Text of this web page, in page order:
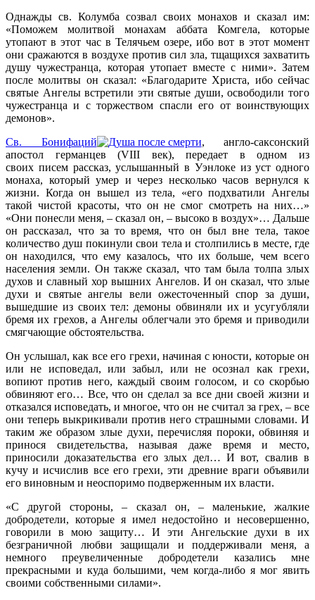
Однажды св. Колумба созвал своих монахов и сказал им:
«Поможем молитвой монахам аббата Комгела, которые
утопают в этот час в Телячьем озере, ибо вот в этот момент
они сражаются в воздухе против сил зла, тщащихся захватить
душу чужестранца, которая утопает вместе с ними». Затем
после молитвы он сказал: «Благодарите Христа, ибо сейчас
святые Ангелы встретили эти святые души, освободили того
чужестранца и с торжеством спасли его от воинствующих
демонов».
Св. Бонифаций
, англо-саксонский
апостол германцев (VIII век), передает в одном из
своих писем рассказ, услышанный в Уэнлоке из уст одного
монаха, который умер и через несколько часов вернулся к
жизни. Когда он вышел из тела, «его подхватили Ангелы
такой чистой красоты, что он не смог смотреть на них…»
«Они понесли меня, – сказал он, – высоко в воздух»… Дальше
он рассказал, что за то время, что он был вне тела, такое
количество душ покинули свои тела и столпились в месте, где
он находился, что ему казалось, что их больше, чем всего
населения земли. Он также сказал, что там была толпа злых
духов и славный хор вышних Ангелов. И он сказал, что злые
духи и святые ангелы вели ожесточенный спор за души,
вышедшие из своих тел: демоны обвиняли их и усугубляли
бремя их грехов, а Ангелы облегчали это бремя и приводили
смягчающие обстоятельства.
Он услышал, как все его грехи, начиная с юности, которые он
или не исповедал, или забыл, или не осознал как грехи,
вопиют против него, каждый своим голосом, и со скорбью
обвиняют его… Все, что он сделал за все дни своей жизни и
отказался исповедать, и многое, что он не считал за грех, – все
они теперь выкрикивали против него страшными словами. И
таким же образом злые духи, перечисляя пороки, обвиняя и
принося свидетельства, называя даже время и место,
приносили доказательства его злых дел… И вот, свалив в
кучу и исчислив все его грехи, эти древние враги объявили
его виновным и неоспоримо подверженным их власти.
«С другой стороны, – сказал он, – маленькие, жалкие
добродетели, которые я имел недостойно и несовершенно,
говорили в мою защиту… И эти Ангельские духи в их
безграничной любви защищали и поддерживали меня, а
немного преувеличенные добродетели казались мне
прекрасными и куда большими, чем когда-либо я мог явить
своими собственными силами».